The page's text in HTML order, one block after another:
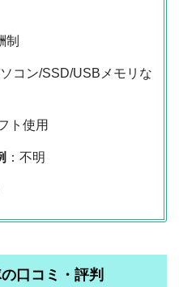
制
ソコン/SSD/USBメモリな
ト使用
：不明
口コミ・評判